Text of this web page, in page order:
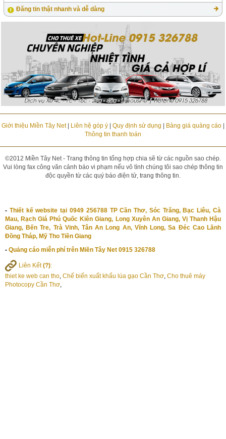
Đăng tin thật nhanh và dễ dàng
Giới thiệu Miền Tây Net| Liên hệ góp ý| Quy định sử dụng Bảng giá quảng cáo|
Thông tin thanh toán
©2012 Miền Tây Net - Trang thông tin tổng hợp chia sẽ từ các nguồn sao chép.
Vui lòng fax công văn cảnh báo vi phạm nếu vô tình chúng tôi sao chép thông tin
độc quyền từ các quý báo điện tử, trang thông tin.
- Thiết kế website tại 0949 256788 TP Cần Thơ, Sóc Trăng, Bạc Liêu, Cà
Mau, Rạch Giá Phú Quốc Kiên Giang, Long Xuyên An Giang, Vị Thanh Hậu
Giang, Bến Tre, Trà Vinh, Tân An Long An, Vĩnh Long, Sa Đéc Cao Lãnh
Đồng Tháp, Mỹ Tho Tiền Giang
- Quảng cáo miễn phí trên Miền Tây Net 0915 326788
Liên Kết(?):
thiet ke web can tho, Chế biến xuất khẩu lúa gạo Cần Thơ, Cho thuê máy
Photocopy Cần Thơ,